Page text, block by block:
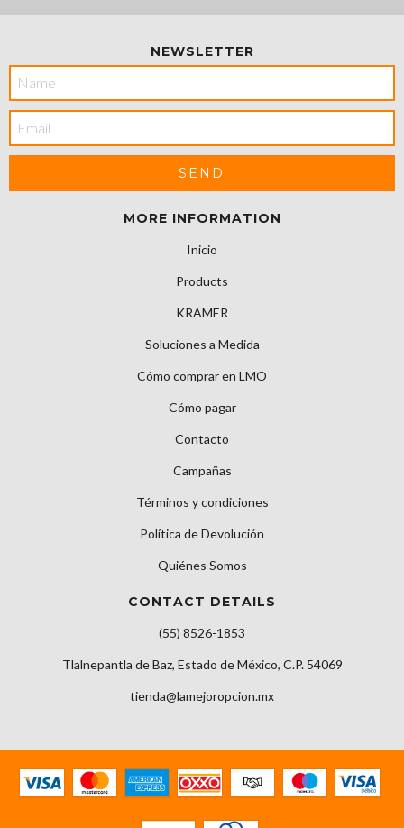
NEWSLETTER
MORE INFORMATION
Inicio
Products
KRAMER
Soluciones a Medida
Cómo comprar en LMO
Cómo pagar
Contacto
Campañas
Términos y condiciones
Política de Devolución
Quiénes Somos
CONTACT DETAILS
(55) 8526-1853
Tlalnepantla de Baz, Estado de México, C.P. 54069
tienda@lamejoropcion.mx